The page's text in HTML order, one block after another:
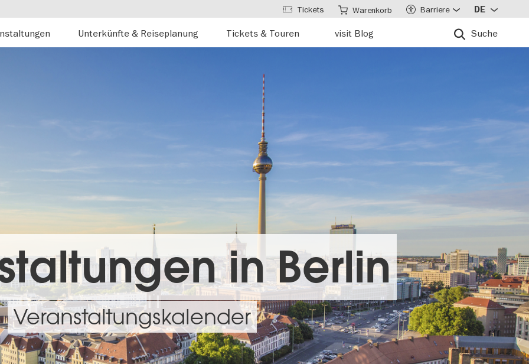
Unterkünfte & Reiseplanung Tickets & Touren visit Blog Suche
Tickets Warenkorb Barriere DE
in Berlin
Veranstaltungskalender